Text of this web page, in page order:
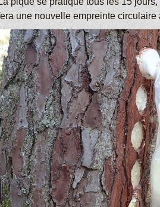
une nouvelle empreinte circulaire